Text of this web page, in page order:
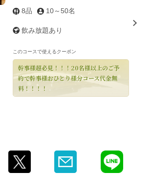
8品 10～50名
飲み放題あり
このコースで使えるクーポン
幹事様超必見！！！20名様以上のご予
約で幹事様おひとり様分コース代金無
料！！！！
閉じる